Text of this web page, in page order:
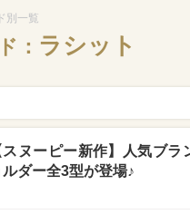
別一覧
： ラシット
スヌーピー新作】人気ブ
ルダー全3型が登場♪